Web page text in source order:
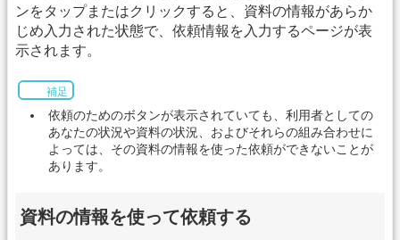
ンをタップまたはクリックすると、資料の情報があらか
じめ入力された状態で、依頼情報を入力するページが表
示されます。
補足
依頼のためのボタンが表示されていても、利用者としての
あなたの状況や資料の状況、およびそれらの組み合わせに
よっては、その資料の情報を使った依頼ができないことが
あります。
資料の情報を使って依頼する